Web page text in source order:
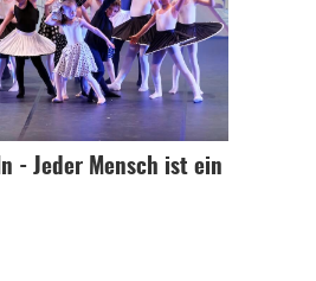
- Jeder Mensch ist ein